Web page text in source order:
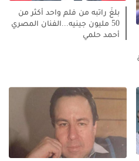
بلغَ راتبه من فلم واحد أكثر من
50 مليون جينيه...الفنان المصري
أحمد حلمي